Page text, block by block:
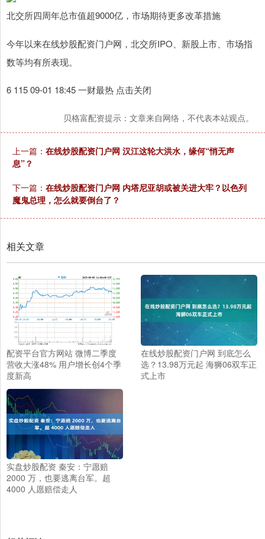
北交所四周年总市值超9000亿，市场期待更多改革措施
今年以来在线炒股配资门户网，北交所IPO、新股上市、市场指
数等均有所表现。
6 115 09-01 18:45 一财最热 点击关闭
贝格富配资提示：文章来自网络，不代表本站观点。
上一篇： 在线炒股配资门户网 汉江这轮大洪水，缘何“悄无声
息”？
下一篇： 在线炒股配资门户网 内塔尼亚胡或被关进大牢？以色列
魔鬼总理，怎么就要倒台了？
相关文章
配资平台官方网站 微博二季度
营收大涨48% 用户增长创4个季
度新高
在线炒股配资门户网 到底怎么
选？13.98万元起 海狮06双车正
式上市
实盘炒股配资 秦安：宁愿赔
2000 万，也要逃离台军。超
4000 人愿赔偿走人